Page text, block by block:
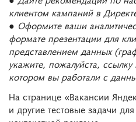
клиентом кампаний в
● Оформите ваши
формате презентации для
представлением данных
укажите, пожалуйста,
котором вы работали с
На странице «Вакансии
и другие тестовые задачи